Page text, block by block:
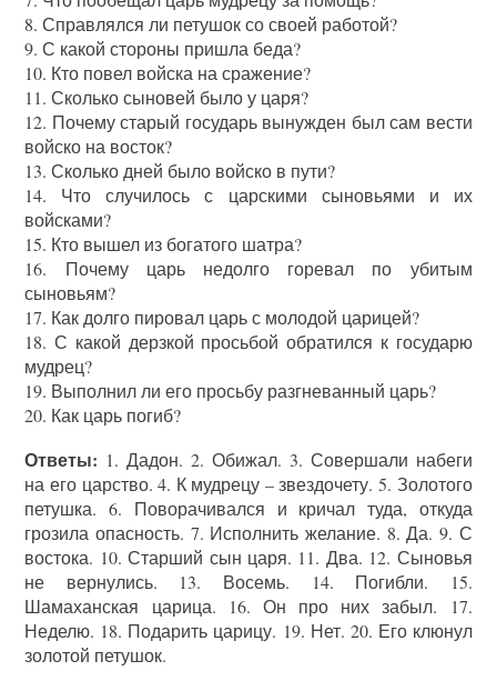
8. Справлялся ли петушок со своей работой?
9. С какой стороны пришла беда?
10. Кто повел войска на сражение?
11. Сколько сыновей было у царя?
12. Почему старый государь вынужден был сам вести
войско на восток?
13. Сколько дней было войско в пути?
14. Что случилось с царскими сыновьями и их
войсками?
15. Кто вышел из богатого шатра?
16. Почему царь недолго горевал по убитым
сыновьям?
17. Как долго пировал царь с молодой царицей?
18. С какой дерзкой просьбой обратился к государю
мудрец?
19. Выполнил ли его просьбу разгневанный царь?
20. Как царь погиб?
Ответы: 1. Дадон. 2. Обижал. 3. Совершали набеги
на его царство. 4. К мудрецу – звездочету. 5. Золотого
петушка. 6. Поворачивался и кричал туда, откуда
грозила опасность. 7. Исполнить желание. 8. Да. 9. С
востока. 10. Старший сын царя. 11. Два. 12. Сыновья
не вернулись. 13. Восемь. 14. Погибли. 15.
Шамаханская царица. 16. Он про них забыл. 17.
Неделю. 18. Подарить царицу. 19. Нет. 20. Его клюнул
золотой петушок.